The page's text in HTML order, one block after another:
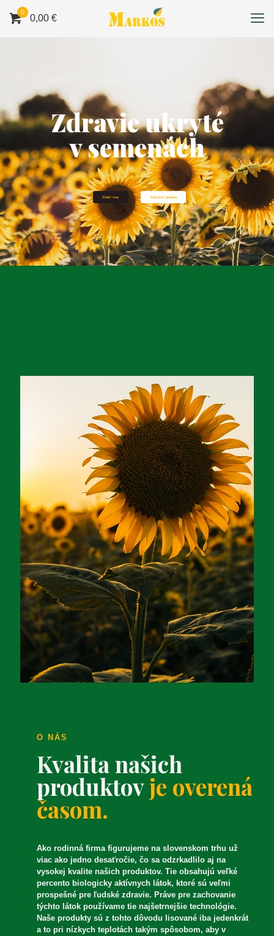
0
0,00 €
Zdravie ukryté
v semenách
Zobraziť ponuku
Zistiť viac
O NÁS
Kvalita našich
produktovje overená
časom.
Ako rodinná firma figurujeme na slovenskom trhu už
viac ako jedno desaťročie, čo sa odzrkadlilo aj na
vysokej kvalite našich produktov. Tie obsahujú veľké
percento biologicky aktívnych látok, ktoré sú veľmi
prospešné pre ľudské zdravie. Práve pre zachovanie
týchto látok používame tie najšetrnejšie technológie.
Naše produkty sú z tohto dôvodu lisované iba jedenkrát
a to pri nízkych teplotách takým spôsobom, aby v